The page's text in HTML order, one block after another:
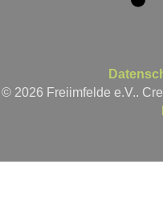
© 2026 Freiimfelde e.V..